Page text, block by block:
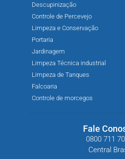
Descupinização
Controle de Percevejo
Limpeza e Conservação
Portaria
Jardinagem
Limpeza Técnica industrial
Limpeza de Tanques
Falcoaria
Controle de morcegos
Fale
0800 711
Central